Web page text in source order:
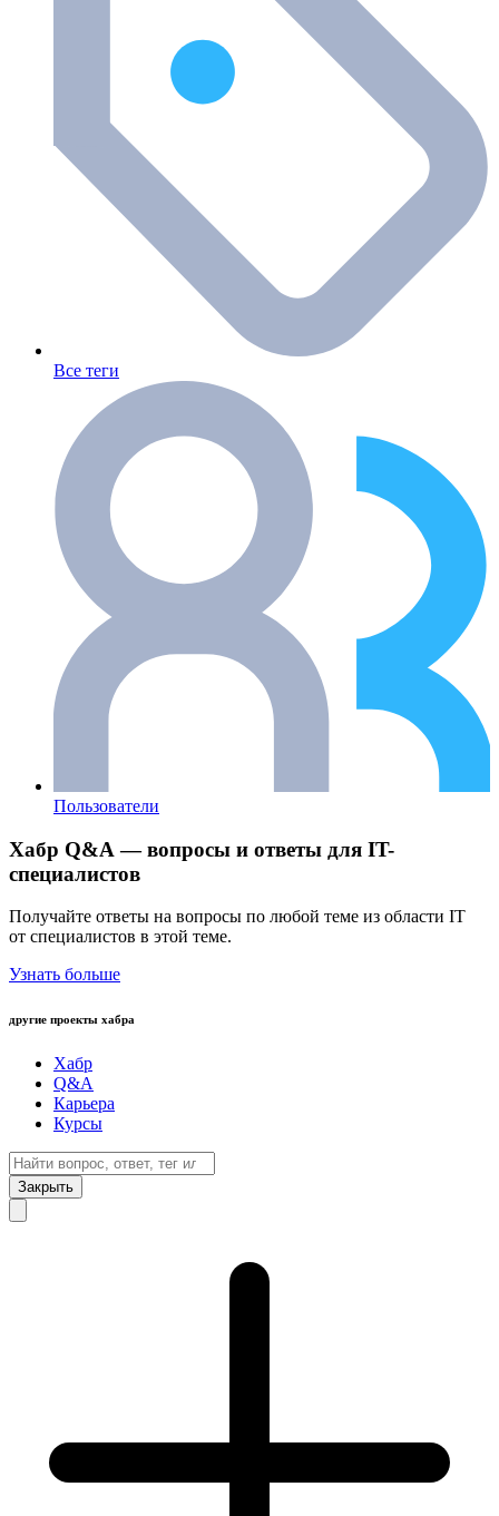
Все теги
Пользователи
Хабр Q&A — вопросы и ответы для IT-
специалистов
Получайте ответы на вопросы по любой теме из области IT
от специалистов в этой теме.
Узнать больше
другие проекты хабра
Хабр
Q&A
Карьера
Курсы
Закрыть